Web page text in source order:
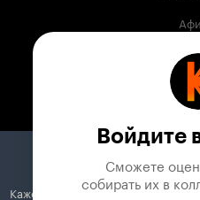
Служба
Войдите
Сможете
собирать их в
Кажется, вы используете